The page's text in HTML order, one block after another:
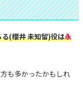
(櫻井 未知留)役は永
も多かったかもしれ